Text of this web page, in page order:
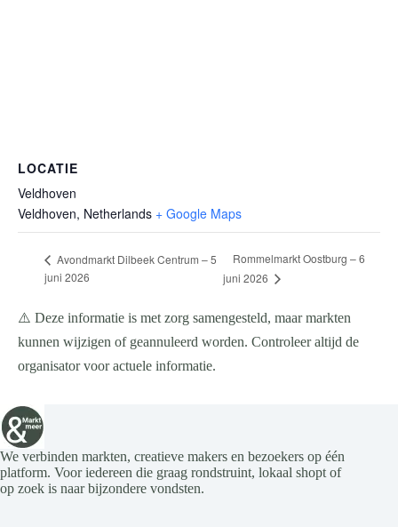
LOCATIE
Veldhoven
Veldhoven, Netherlands + Google Maps
Avondmarkt Dilbeek Centrum – 5
juni 2026
Rommelmarkt Oostburg – 6
juni 2026
⚠️ Deze informatie is met zorg samengesteld, maar markten
kunnen wijzigen of geannuleerd worden. Controleer altijd de
organisator voor actuele informatie.
We verbinden markten, creatieve makers en bezoekers op één
platform. Voor iedereen die graag rondstruint, lokaal shopt of
op zoek is naar bijzondere vondsten.